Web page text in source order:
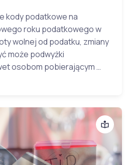
kody podatkowe na
roku podatkowego w
wolnej od podatku, zmiany
może podwyżki
osobom pobierającym …